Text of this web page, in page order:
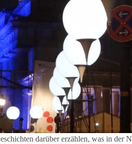
darüber erzählen, was in der